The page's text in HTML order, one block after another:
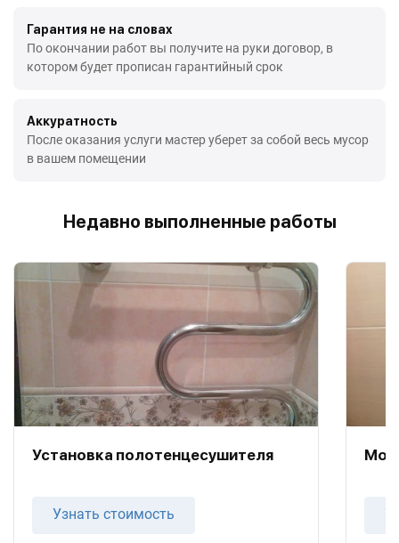
Гарантия не на словах
По окончании работ вы получите на руки договор, в
котором будет прописан гарантийный срок
Аккуратность
После оказания услуги мастер уберет за собой весь мусор
в вашем помещении
Недавно выполненные работы
Установка полотенцесушителя
Узнать стоимость